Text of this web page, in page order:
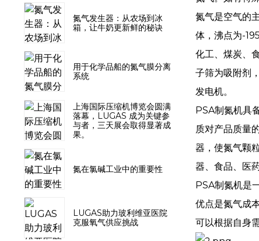
氮气发生器：从农场到冰
箱，让牛奶更新鲜的秘诀
用于化学品船的氮气膜分离
系统
上海国际压缩机博览会圆满
落幕，LUGAS 成为关键参
与者，三天展会取得显著成
果。
氮在氯碱工业中的重要性
LUGAS助力玻利维亚医院
克服氧气供应挑战
氮气是空气的
体，沸点为-
化工、煤炭、
子筛为吸附剂
发电机。
PSA制氮机具
质对产品质量
器，使氮气颗
器、食品、医
PSA制氮机是
优点是氮气成
可以根据自身